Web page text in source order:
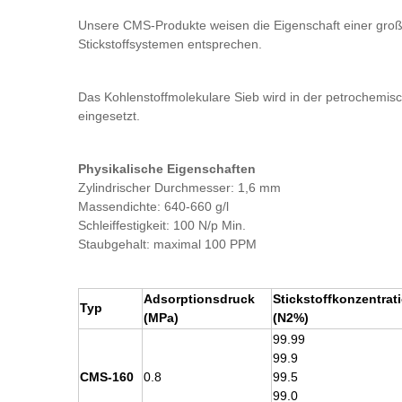
Unsere CMS-Produkte weisen die Eigenschaft einer
Stickstoffsystemen entsprechen.
Das Kohlenstoffmolekulare Sieb wird in der
eingesetzt.
Physikalische Eigenschaften
Zylindrischer Durchmesser: 1,6 mm
Massendichte: 640-660 g/l
Schleiffestigkeit: 100 N/p Min.
Staubgehalt: maximal 100 PPM
Typ
Adsorptionsdruck
(MPa)
(N2%)
CMS-160 0.8
99.99
99.9
99.5
99.0